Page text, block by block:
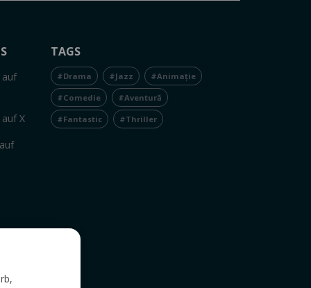
auf
X
TAGS
#Drama #Jazz #Animație
#Comedie #Aventură
#Fantastic #Thriller